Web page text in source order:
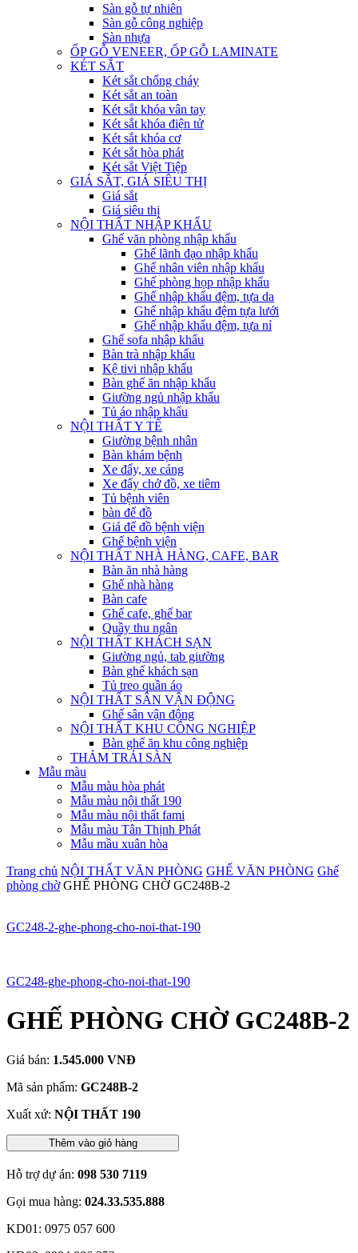
Sàn gỗ tự nhiên
Sàn gỗ công nghiệp
Sàn nhựa
ỐP GỖ VENEER, ỐP GỖ LAMINATE
KÉT SẮT
Két sắt chống cháy
Két sắt an toàn
Két sắt khóa vân tay
Két sắt khóa điện tử
Két sắt khóa cơ
Két sắt hòa phát
Két sắt Việt Tiệp
GIÁ SẮT, GIÁ SIÊU THỊ
Giá sắt
Giá siêu thị
NỘI THẤT NHẬP KHẨU
Ghế văn phòng nhập khẩu
Ghế lãnh đạo nhập khẩu
Ghế nhân viên nhập khẩu
Ghế phòng họp nhập khẩu
Ghế nhập khẩu đệm, tựa da
Ghế nhập khẩu đệm tựa lưới
Ghế nhập khẩu đệm, tựa nỉ
Ghế sofa nhập khẩu
Bàn trà nhập khẩu
Kệ tivi nhập khẩu
Bàn ghế ăn nhập khẩu
Giường ngủ nhập khẩu
Tủ áo nhập khẩu
NỘI THẤT Y TẾ
Giường bệnh nhân
Bàn khám bệnh
Xe đẩy, xe cáng
Xe đẩy chở đồ, xe tiêm
Tủ bệnh viên
bàn để đồ
Giá để đồ bệnh viện
Ghế bệnh viện
NỘI THẤT NHÀ HÀNG, CAFE, BAR
Bàn ăn nhà hàng
Ghế nhà hàng
Bàn cafe
Ghế cafe, ghế bar
Quầy thu ngân
NỘI THẤT KHÁCH SẠN
Giường ngủ, tab giường
Bàn ghế khách sạn
Tủ treo quần áo
NỘI THẤT SÂN VẬN ĐỘNG
Ghế sân vận động
NỘI THẤT KHU CÔNG NGHIỆP
Bàn ghế ăn khu công nghiệp
THẢM TRẢI SÀN
Mẫu màu
Mẫu màu hòa phát
Mẫu màu nội thất 190
Mẫu màu nội thất fami
Mẫu màu Tân Thịnh Phát
Mẫu mầu xuân hòa
Trang chủ NỘI THẤT VĂN PHÒNG GHẾ VĂN PHÒNG Ghế
phòng chờ GHẾ PHÒNG CHỜ GC248B-2
GC248-2-ghe-phong-cho-noi-that-190
GC248-ghe-phong-cho-noi-that-190
GHẾ PHÒNG CHỜ GC248B-2
Giá bán: 1.545.000 VNĐ
Mã sản phẩm: GC248B-2
Xuất xứ: NỘI THẤT 190
Thêm vào giỏ hàng
Hỗ trợ dự án: 098 530 7119
Gọi mua hàng: 024.33.535.888
KD01: 0975 057 600